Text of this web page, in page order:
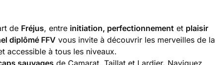
de Fréjus, entre initiation, perfectionnement et plaisir
diplômé FFV vous invite à découvrir les merveilles de la
accessible à tous les niveaux.
sauvages de Camarat, Taillat et Lardier. Naviguez